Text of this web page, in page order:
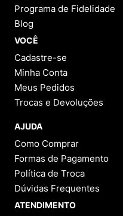
Programa de Fidelidade
Blog
VOCÊ
Cadastre-se
Minha Conta
Meus Pedidos
Trocas e Devoluções
AJUDA
Como Comprar
Formas de Pagamento
Política de Troca
Dúvidas Frequentes
ATENDIMENTO